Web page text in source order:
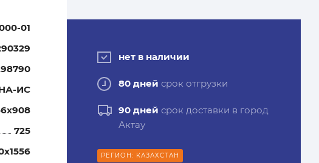
01
ИС
725
нет в наличии
80 дней срок отгрузки
90 дней срок доставки в город
Актау
РЕГИОН: КАЗАХСТАН